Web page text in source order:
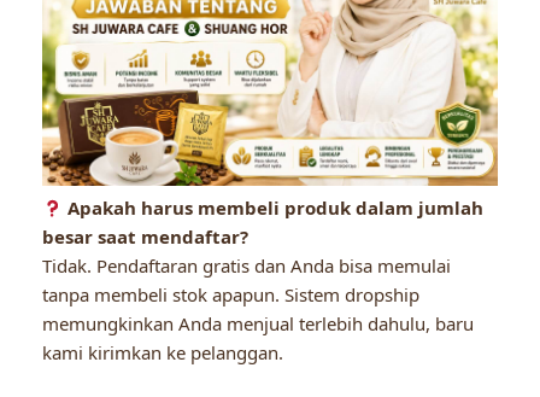
Apakah harus membeli produk dalam jumlah
besar saat mendaftar?
Tidak. Pendaftaran gratis dan Anda bisa memulai
tanpa membeli stok apapun. Sistem dropship
memungkinkan Anda menjual terlebih dahulu, baru
kami kirimkan ke pelanggan.